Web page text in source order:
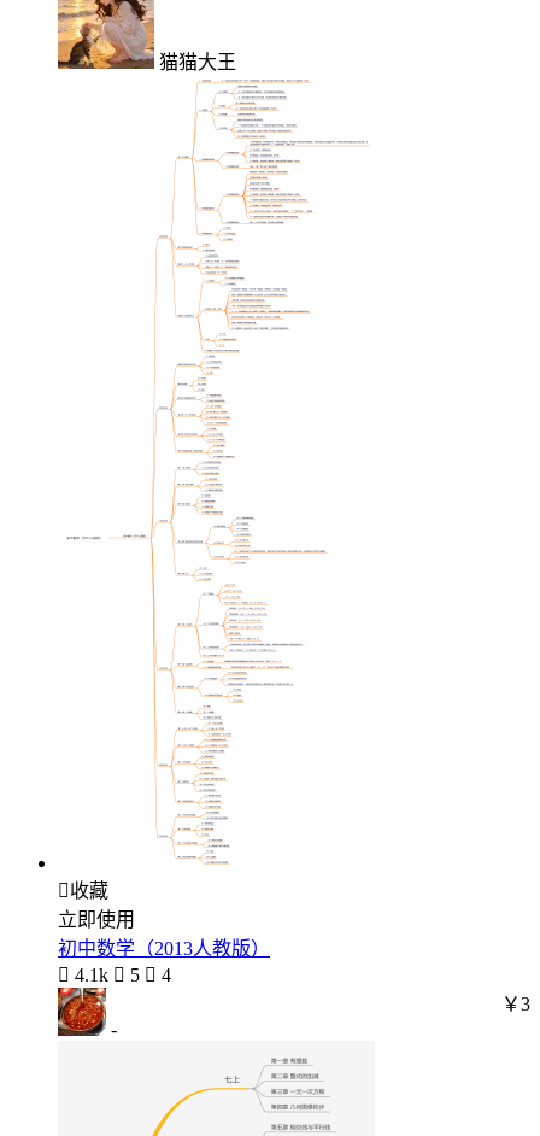
猫猫大王
收藏
立即使用
初中数学（2013人教版）
 4.1k  5  4
-
￥3